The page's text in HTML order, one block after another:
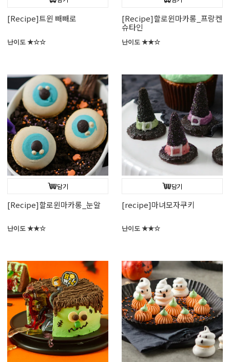
[Recipe]트윈 빼빼로
난이도 ★☆☆
[Recipe]할로윈마카롱_프랑켄
슈타인
난이도 ★★☆
담기
[Recipe]할로윈마카롱_눈알
난이도 ★★☆
담기
[recipe]마녀모자쿠키
난이도 ★★☆